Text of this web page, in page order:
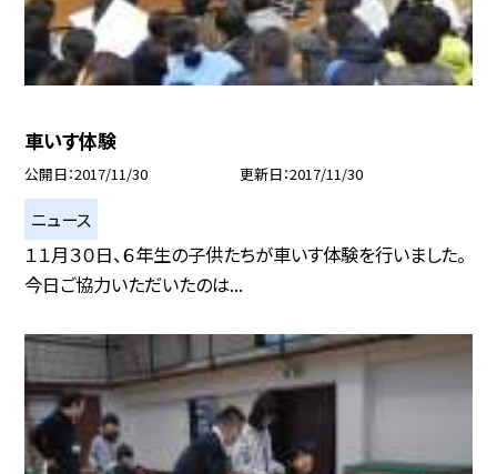
車いす体験
公開日 2017/11/30 更新日 2017/11/30
ニュース
１１月３０日、６年生の子供たちが車いす体験を行いました。
今日ご協力いただいたのは...